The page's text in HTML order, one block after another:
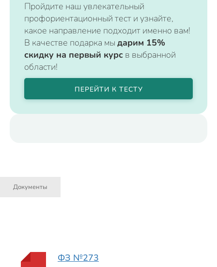
Пройдите наш увлекательный
профориентационный тест и узнайте,
какое направление подходит именно вам!
В качестве подарка мы дарим 15%
скидку на первый курс в выбранной
области!
ПЕРЕЙТИ К ТЕСТУ
Документы
ФЗ №273